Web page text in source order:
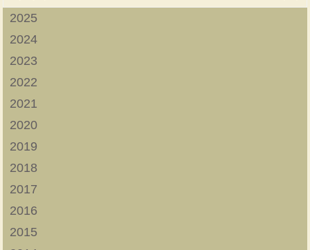
2025
2024
2023
2022
2021
2020
2019
2018
2017
2016
2015